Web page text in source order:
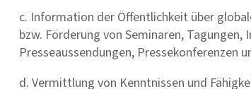
c. Information der Öffentlichkeit über
bzw. Förderung von Seminaren,
Presseaussendungen, Pressekonferenzen
d. Vermittlung von Kenntnissen und